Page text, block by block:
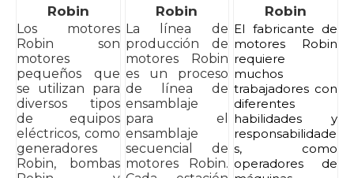
Robin
Los motores
Robin son
motores
pequeños que
se utilizan para
diversos tipos
de equipos
eléctricos, como
generadores
Robin, bombas
Robin
La línea de
producción de
motores Robin
es un proceso
de línea de
ensamblaje
para el
ensamblaje
secuencial de
motores Robin.
Robin
El fabricante de
motores Robin
requiere
muchos
trabajadores con
diferentes
habilidades y
responsabilidade
s, como
operadores de